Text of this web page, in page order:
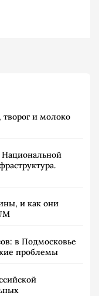
и молоко
и как они
в Подмосковье
проблемы